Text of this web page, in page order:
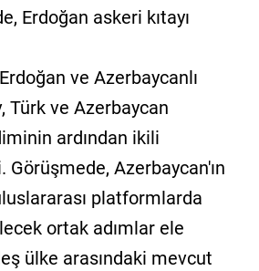
Erdoğan askeri kıtayı
ve Azerbaycanlı
Türk ve Azerbaycan
ardından ikili
Azerbaycan'ın
platformlarda
ortak adımlar ele
ülke arasındaki mevcut